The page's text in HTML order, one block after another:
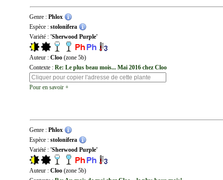
Genre : Phlox
Espèce : stolonifera
Variété : 'Sherwood Purple'
Auteur : Cloo (zone 5b)
Contexte : Re: Le plus beau mois... Mai 2016 chez Cloo
Pour en savoir +
Genre : Phlox
Espèce : stolonifera
Variété : 'Sherwood Purple'
Auteur : Cloo (zone 5b)